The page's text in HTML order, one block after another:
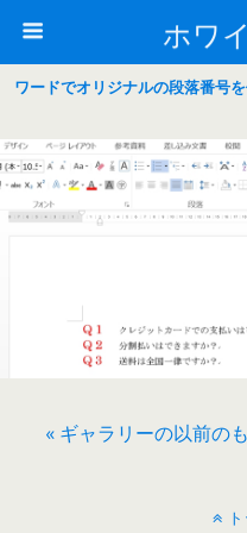
ホワ
ワードでオリジナルの段落番号
« ギャラリーの以前の